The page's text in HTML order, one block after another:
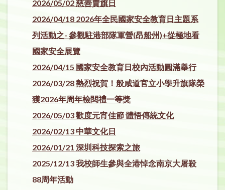
2026/05/02 慈善賣旗日
2026/04/18 2026年全民國家安全教育日主題系
列活動之- 參觀駐港部隊軍營(昂船州)+從極地看
國家安全展覽
2026/04/15 國家安全教育日校內活動圓滿舉行
2026/03/28 熱烈祝賀！般咸道官立小學升旗隊榮
獲2026年周年檢閱禮一等獎
2026/05/03 歡度元宵佳節 體悟傳統文化
2026/02/13 中華文化日
2026/01/21 深圳科技探索之旅
2025/12/13 我校師生參與全港悼念南京大屠殺
88周年活動